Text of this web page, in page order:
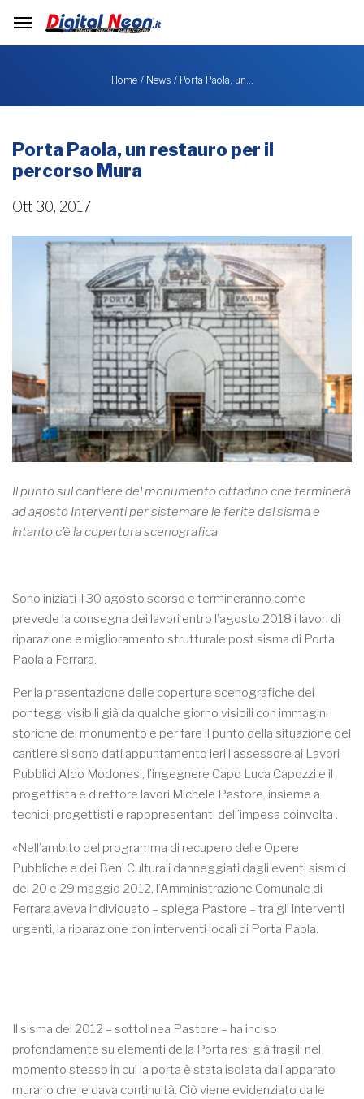
Home News Porta Paola, un…
Porta Paola, un restauro per il
percorso Mura
Ott 30, 2017
Il punto sul cantiere del monumento cittadino che terminerà
ad agosto Interventi per sistemare le ferite del sisma e
intanto c’è la copertura scenografica
Sono iniziati il 30 agosto scorso e termineranno come
prevede la consegna dei lavori entro l’agosto 2018 i lavori di
riparazione e miglioramento strutturale post sisma di Porta
Paola a Ferrara.
Per la presentazione delle coperture scenografiche dei
ponteggi visibili già da qualche giorno visibili con immagini
storiche del monumento e per fare il punto della situazione del
cantiere si sono dati appuntamento ieri l’assessore ai Lavori
Pubblici Aldo Modonesi, l’ingegnere Capo Luca Capozzi e il
progettista e direttore lavori Michele Pastore, insieme a
tecnici, progettisti e rapppresentanti dell’impesa coinvolta .
«Nell’ambito del programma di recupero delle Opere
Pubbliche e dei Beni Culturali danneggiati dagli eventi sismici
del 20 e 29 maggio 2012, l’Amministrazione Comunale di
Ferrara aveva individuato – spiega Pastore – tra gli interventi
urgenti, la riparazione con interventi locali di Porta Paola.
Il sisma del 2012 – sottolinea Pastore – ha inciso
profondamente su elementi della Porta resi già fragili nel
momento stesso in cui la porta è stata isolata dall’apparato
murario che le dava continuità. Ciò viene evidenziato dalle